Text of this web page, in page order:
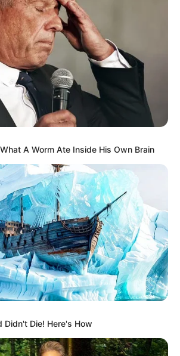
& lecker!
Wächter – Warum wir
sollten
Search
Ei & Joghurt – leicht, cremig
Quark-Vanille-
Mehl in nur 5 Minuten!
EISBEIN
A Worm Ate Inside His Own Brain
Didn't Die! Here's How